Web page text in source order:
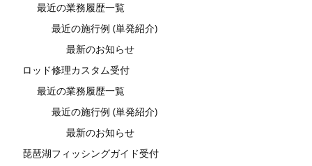
最近の業務履歴一覧
最近の施行例 (単発紹介)
最新のお知らせ
ロッド修理カスタム受付
最近の業務履歴一覧
最近の施行例 (単発紹介)
最新のお知らせ
琵琶湖フィッシングガイド受付